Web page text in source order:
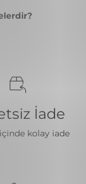
İade
kolay iade